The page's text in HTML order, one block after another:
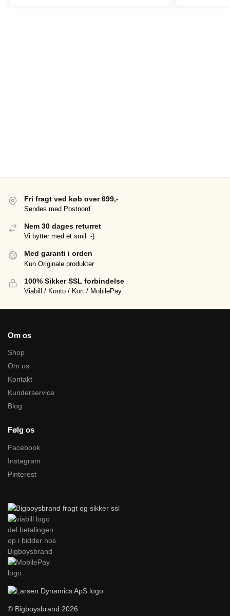
Fri fragt ved køb over 699,-
Sendes med Postnord
Nem 30 dages returret
Vi bytter med et smil :-)
Med garanti i orden
Kun Originale produkter
100% Sikker SSL forbindelse
Viabill / Konto / Kort / MobilePay
Om os
Shop
Om os
Kontakt
Kunderservice
Blog
Følg os
Facebook
Instagram
Pinterest
© Bigboysbrand 2026